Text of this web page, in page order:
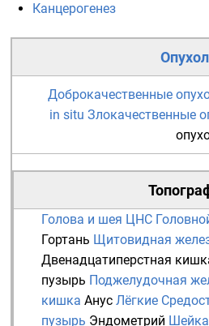
Канцерогенез
Доброкачественные
in situ Злокачественные
Голова и шея ЦНС
Гортань Щитовидная
Двенадцатиперстная
пузырь Поджелудочная
кишка Анус Лёгкие
пузырь Эндометрий